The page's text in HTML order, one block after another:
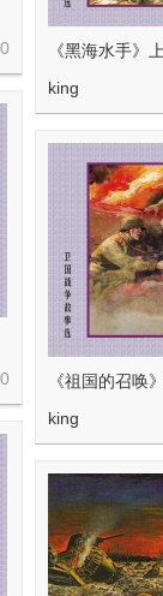
0
《黑海水手》
king
0
《祖国的召唤
king